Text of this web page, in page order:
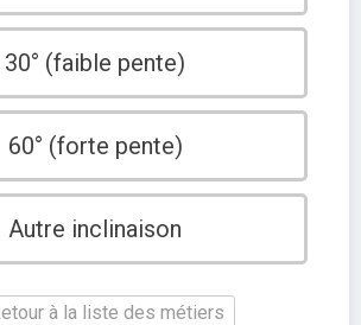
30° (faible pente)
60° (forte pente)
Autre inclinaison
à la liste des métiers